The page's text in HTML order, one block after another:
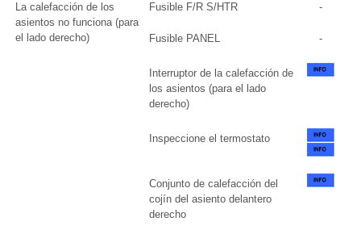
La calefacción de los
asientos no funciona (para
el lado derecho)
Fusible F/R S/HTR -
Fusible PANEL -
Interruptor de la calefacción de
los asientos (para el lado
derecho)
Inspeccione el termostato
Conjunto de calefacción del
cojín del asiento delantero
derecho